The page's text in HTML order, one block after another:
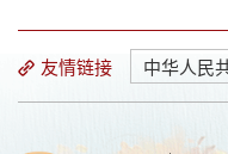
友情链接 中华人民